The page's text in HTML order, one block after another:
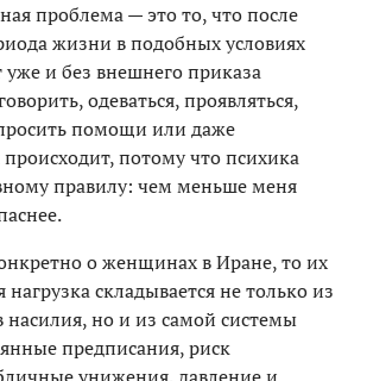
проблема — это то, что после
жизни в подобных условиях
и без внешнего приказа
одеваться, проявляться,
помощи или даже
происходит, потому что психика
правилу: чем меньше меня
о женщинах в Иране, то их
нагрузка складывается не только из
насилия, но и из самой системы
предписания, риск